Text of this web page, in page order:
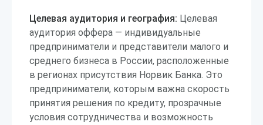
Целевая аудитория и география: Целевая
аудитория оффера — индивидуальные
предприниматели и представители малого и
среднего бизнеса в России, расположенные
в регионах присутствия Норвик Банка. Это
предприниматели, которым важна скорость
принятия решения по кредиту, прозрачные
условия сотрудничества и возможность